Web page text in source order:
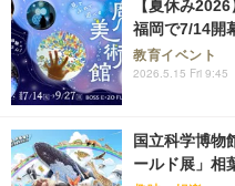
【夏休み
福岡で7/14開
教育イベント
2026.5.15 Fri 9:45
国立科学博物
ールド展」相